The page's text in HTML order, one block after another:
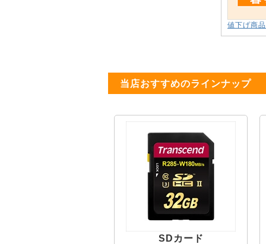
値下げ商品
当店おすすめのラインナップ
SDカード